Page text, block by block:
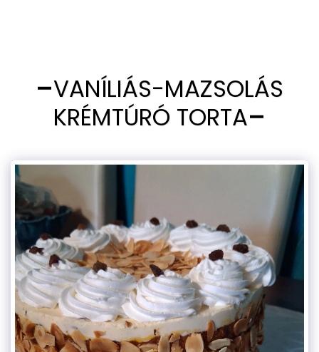
VANÍLIÁS-MAZSOLÁS
KRÉMTÚRÓ TORTA